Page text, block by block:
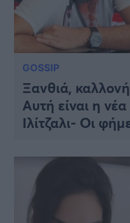
GOSSIP
Ξανθιά,
Αυτή είναι η
Ιλίτζαλι- Οι